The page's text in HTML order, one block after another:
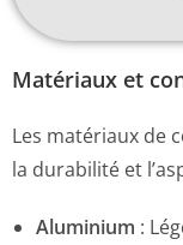
Matériaux et
Les matériaux de
la durabilité et
Aluminium :